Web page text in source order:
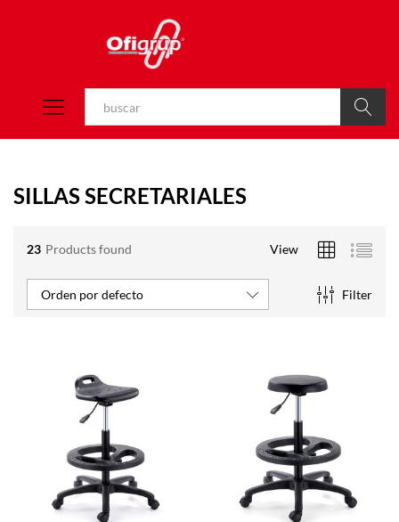
Buscar
SILLAS SECRETARIALES
23 Products found View
Filter
Orden por defecto